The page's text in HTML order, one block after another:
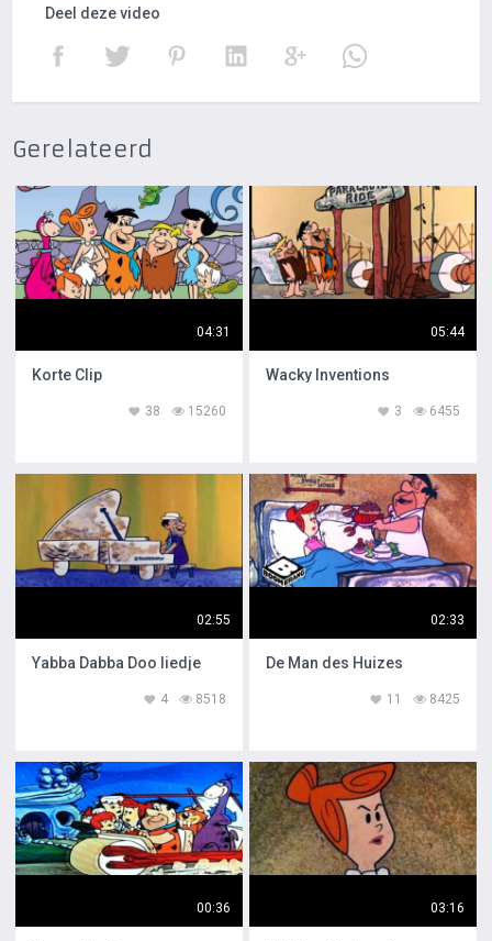
Deel deze video
Gerelateerd
04:31
Korte Clip
15260
38
05:44
Wacky Inventions
6455
3
02:55
Yabba Dabba Doo liedje
8518
4
02:33
De Man des Huizes
8425
11
00:36 03:16